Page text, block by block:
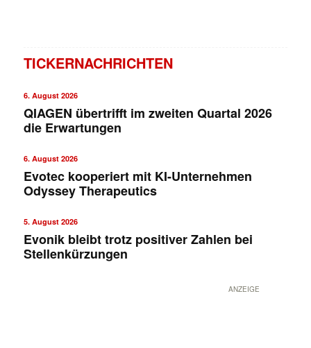
TICKERNACHRICHTEN
6. August 2026
QIAGEN übertrifft im zweiten Quartal 2026
die Erwartungen
6. August 2026
Evotec kooperiert mit KI-Unternehmen
Odyssey Therapeutics
5. August 2026
Evonik bleibt trotz positiver Zahlen bei
Stellenkürzungen
ANZEIGE